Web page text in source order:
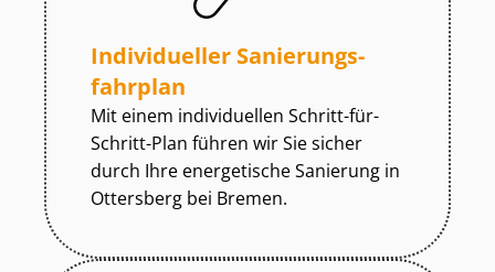
Individueller Sa­nie­rungs­
fahr­plan
Mit einem individuellen Schritt-für-
Schritt-Plan führen wir Sie sicher
durch Ihre energetische Sanierung in
Ottersberg bei Bremen.